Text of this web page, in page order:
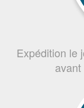
Expédition le